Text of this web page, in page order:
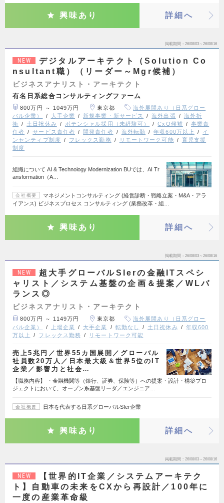
興味あり 詳細へ
掲載期間 26/08/03～26/08/16
NEW
デジタルアーキテクト（Solution Co
nsultant職）（リーダー～Mgr候補）
ビジネスアナリスト・アーキテクト
有名日系総合コンサルティングファーム
800万円 ～ 1049万円 東京都
海外展開あり（日系グロー
バル企業）
大手企業 新規事業・新サービス 海外出張
海外折
衝
土日祝休み ポテンシャル採用（未経験可） CxO候補
事業責
任者
サービス責任者 開発責任者 海外転勤 年収600万以上
イ
ンセンティブ制度
フレックス勤務 リモートワーク可能
育児支援
制度
組織について AI & Technology Modernization BUでは、AI Tr
ansformation（A…
会社概要
マネジメントコンサルティング (経営診断・戦略立案・M&A・アラ
イアンス) ビジネスプロセス コンサルティング (業務改革・組…
興味あり 詳細へ
掲載期間 26/08/03～26/08/16
NEW
超大手グローバルSIerの金融ITスペシ
ャリスト／システム基盤の企画＆提案／WLバ
ランス◎
ビジネスアナリスト・アーキテクト
800万円 ～ 1149万円 東京都
海外展開あり（日系グロー
バル企業）
上場企業 大手企業 転勤なし 土日祝休み
年収600
万以上
フレックス勤務 リモートワーク可能
売上5兆円／世界55カ国展開／グローバル
社員数20万人／日本最大級＆世界5位のIT
企業／影響力と社会…
【職務内容】 ・金融機関等（銀行、証券、保険等）への提案・設計・構築プロ
ジェクトにおいて、オープン系基盤リーダ／エンジニア…
会社概要 日本を代表する日系グローバルSIer企業
興味あり 詳細へ
掲載期間 26/08/03～26/08/16
NEW
【世界的IT企業／システムアーキテク
ト】自動車の未来をCXから再設計／100年に
一度の産業革命級